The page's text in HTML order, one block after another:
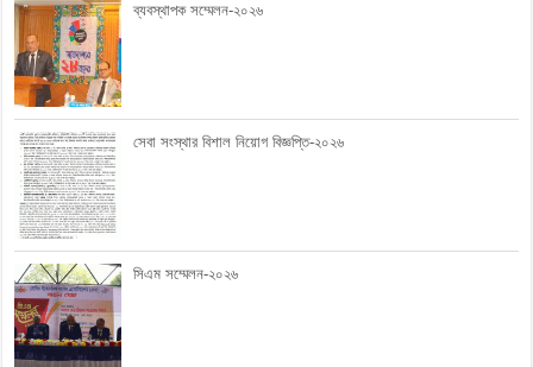
ব্যবস্থাপক সম্মেলন-২০২৬
সেবা সংস্থার বিশাল নিয়োগ বিজ্ঞপ্তি-২০২৬
সিএম সম্মেলন-২০২৬